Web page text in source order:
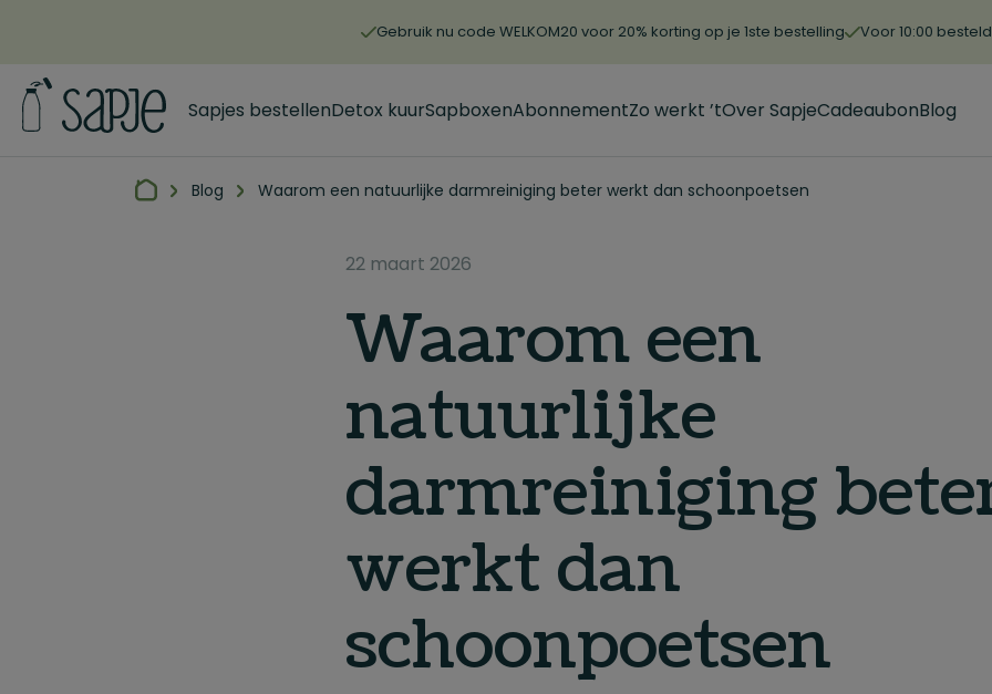
Gebruik nu code WELKOM20 voor 20% korting op je 1ste bestelling Voor 10:00
Sapjes bestellenDetox kuurSapboxenAbonnementZo werkt ’tOver SapjeCadeaubonBlog
Blog Waarom een natuurlijke darmreiniging beter werkt dan schoonpoetsen
22 maart 2026
Waarom een
natuurlijke
darmreiniging
werkt dan
schoonpoetsen